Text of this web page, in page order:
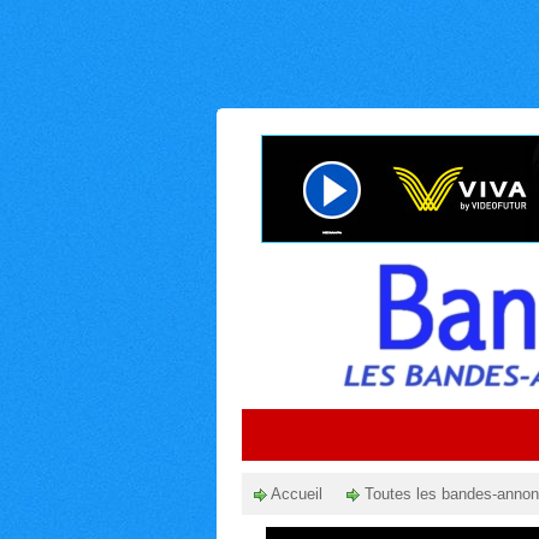
Accueil Toutes les bandes-